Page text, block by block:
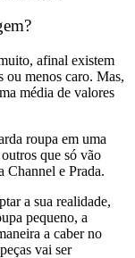
afinal existem
ou menos caro. Mas,
média de valores
roupa em uma
que só vão
Channel e Prada.
a sua realidade,
pequeno, a
a caber no
vai ser